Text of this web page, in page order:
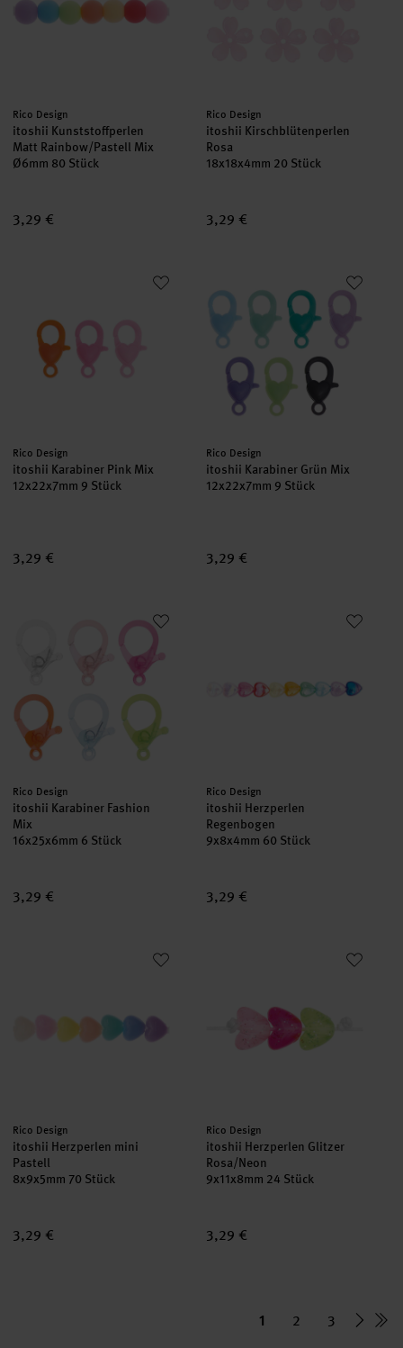
Hersteller:
Rico Design
itoshii Kunststoffperlen
Matt Rainbow/Pastell Mix
Ø6mm 80 Stück
3,29 €
Hersteller:
Rico Design
itoshii Kirschblütenperlen
Rosa
18x18x4mm 20 Stück
3,29 €
itoshii Karabiner Pink Mix
Hersteller:
Rico Design
itoshii Karabiner Pink Mix
12x22x7mm 9 Stück
3,29 €
itoshii Karabiner Grün Mix
Hersteller:
Rico Design
itoshii Karabiner Grün Mix
12x22x7mm 9 Stück
3,29 €
itoshii Karabiner Fashion Mix
Hersteller:
Rico Design
itoshii Karabiner Fashion
Mix
16x25x6mm 6 Stück
3,29 €
itoshii Herzperlen Regenbogen
Hersteller:
Rico Design
itoshii Herzperlen
Regenbogen
9x8x4mm 60 Stück
3,29 €
itoshii Herzperlen mini Pastell
Hersteller:
Rico Design
itoshii Herzperlen mini
Pastell
8x9x5mm 70 Stück
3,29 €
itoshii Herzperlen Glitzer Rosa/
Hersteller:
Rico Design
itoshii Herzperlen Glitzer
Rosa/Neon
9x11x8mm 24 Stück
3,29 €
1 2
3